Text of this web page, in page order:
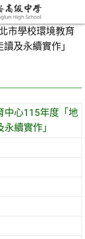
市學校環境教育
及永續實作」
中心115年度「地
續實作」